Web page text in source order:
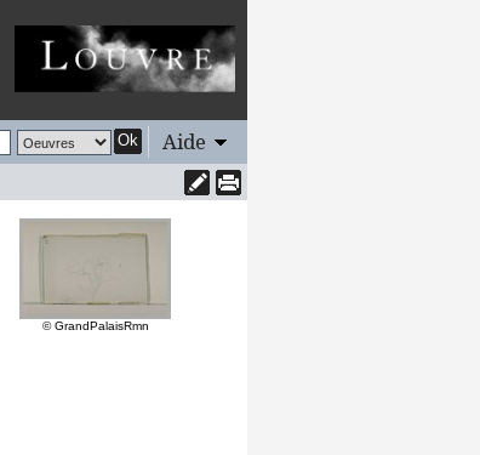
Ok Aide
© GrandPalaisRmn